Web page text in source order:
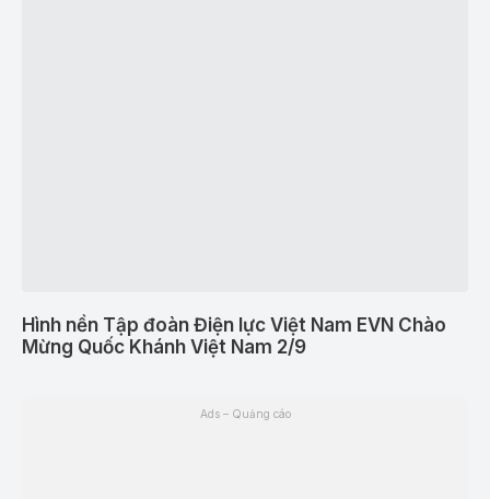
Hình nền Tập đoàn Điện lực Việt Nam EVN Chào
Mừng Quốc Khánh Việt Nam 2/9
Ads – Quảng cáo